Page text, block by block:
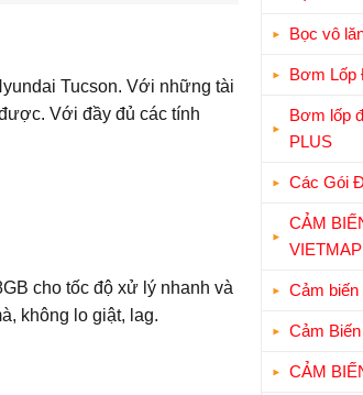
Bọc vô
Bơm Lốp
Bơm lốp
PLUS
Các Gói
CẢM
Cảm biến
Cảm
CẢM
Tucson. Với những tài
Với đầy đủ các tính
cho tốc độ xử lý nhanh và
không lo giật, lag.